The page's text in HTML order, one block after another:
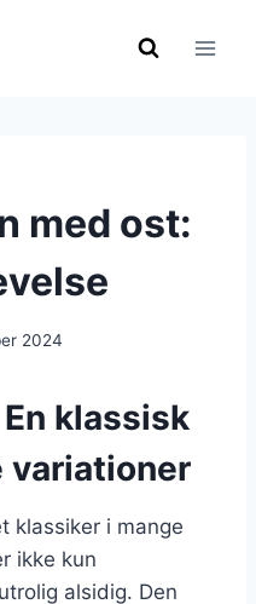
med ost:
2024
klassisk
variationer
klassiker i mange
ikke kun
alsidig. Den